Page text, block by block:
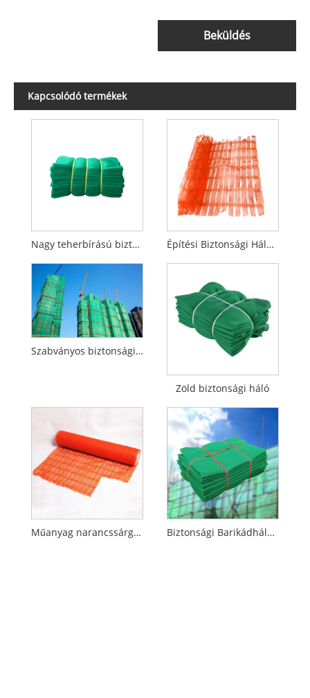
Beküldés
Kapcsolódó termékek
Nagy teherbírású biztonsági hálók Építési Biztonsági Háló építéshez
Szabványos biztonsági háló
Zöld biztonsági háló
Műanyag narancssárga építési biztonsági barikádháló Biztonsági Barikádháló állványzatokhoz